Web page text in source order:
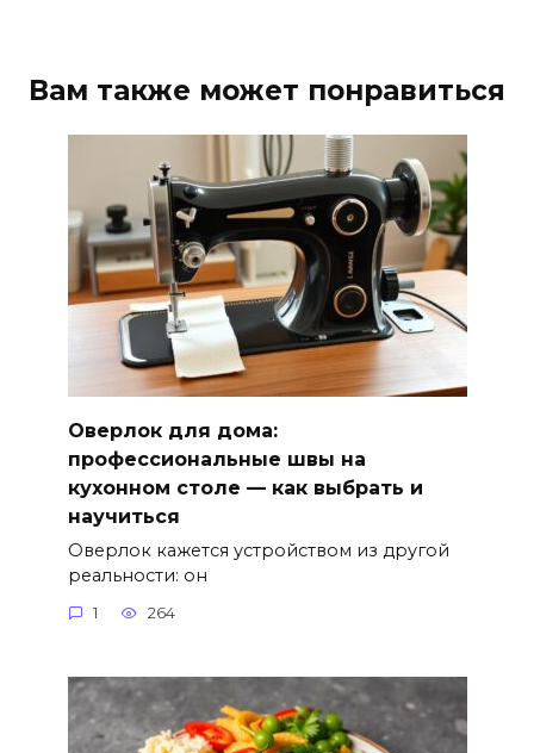
Вам также может понравиться
Оверлок для дома:
профессиональные швы на
кухонном столе — как выбрать и
научиться
Оверлок кажется устройством из другой
реальности: он
1 264